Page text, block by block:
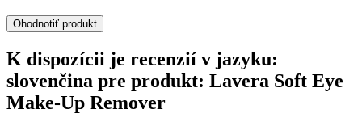
Ohodnotiť produkt
K dispozícii je recenzií v jazyku:
slovenčina pre produkt: Lavera Soft Eye
Make-Up Remover